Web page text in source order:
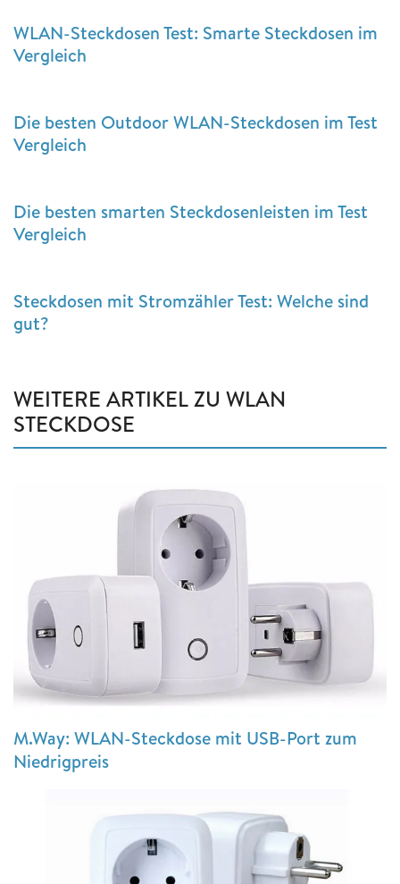
WLAN-Steckdosen Test: Smarte Steckdosen im
Vergleich
Die besten Outdoor WLAN-Steckdosen im Test
Vergleich
Die besten smarten Steckdosenleisten im Test
Vergleich
Steckdosen mit Stromzähler Test: Welche sind
gut?
WEITERE ARTIKEL ZU WLAN
STECKDOSE
M.Way: WLAN-Steckdose mit USB-Port zum
Niedrigpreis